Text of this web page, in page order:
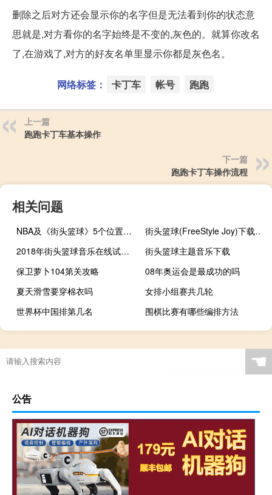
删除之后对方还会显示你的名字但是无法看到你的状态意
思就是,对方看你的名字始终是不变的,灰色的。就算你改名
了,在游戏了,对方的好友名单里显示你都是灰色名。
网络标签： 卡丁车 帐号 跑跑
上一篇
跑跑卡丁车基本操作
下一篇
跑跑卡丁车操作流程
相关问题
NBA及《街头篮球》5个位置的详细介绍
街头篮球(FreeStyle Joy)下载(电脑、安卓和IOS所有版本)
2018年街头篮球音乐在线试听及下载
街头篮球主题音乐下载
保卫萝卜104第关攻略
08年奥运会是最成功的吗
夏天滑雪要穿棉衣吗
女排小组赛共几轮
世界杯中国排第几名
围棋比赛有哪些编排方法
非全日制研究生报名条件与报名专业有关系吗
中国哪一年参加奥运会
电脑4399怎么玩下架的游戏
原神庆云店怎么上 ☚
公告